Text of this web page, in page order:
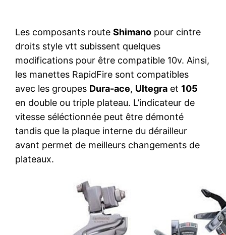
Les composants routeShimano pour cintre
droits style vtt subissent quelques
modifications pour être compatible 10v. Ainsi,
les manettes RapidFire sont compatibles
avec les groupes Dura-ace, Ultegra et 105
en double ou triple plateau. L’indicateur de
vitesse séléctionnée peut être démonté
tandis que la plaque interne du dérailleur
avant permet de meilleurs changements de
plateaux.